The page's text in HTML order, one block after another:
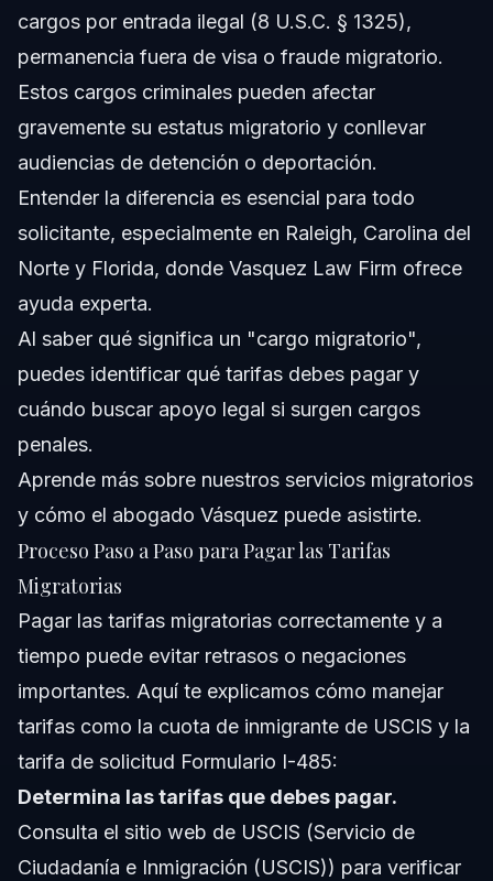
cargos por entrada ilegal (8 U.S.C. § 1325),
permanencia fuera de visa o fraude migratorio.
Estos cargos criminales pueden afectar
gravemente su estatus migratorio y conllevar
audiencias de detención o deportación.
Entender la diferencia es esencial para todo
solicitante, especialmente en Raleigh, Carolina del
Norte y Florida, donde Vasquez Law Firm ofrece
ayuda experta.
Al saber qué significa un "cargo migratorio",
puedes identificar qué tarifas debes pagar y
cuándo buscar apoyo legal si surgen cargos
penales.
Aprende más sobre nuestros servicios migratorios
y cómo el abogado Vásquez puede asistirte.
Proceso Paso a Paso para Pagar las Tarifas
Migratorias
Pagar las tarifas migratorias correctamente y a
tiempo puede evitar retrasos o negaciones
importantes. Aquí te explicamos cómo manejar
tarifas como la cuota de inmigrante de USCIS y la
tarifa de solicitud Formulario I-485:
Determina las tarifas que debes pagar.
Consulta el sitio web de USCIS (Servicio de
Ciudadanía e Inmigración (USCIS)) para verificar